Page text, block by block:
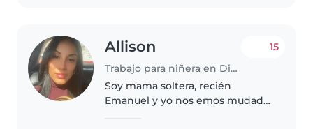
Allison
Trabajo para niñera en Distrito de Miraflores
15
Soy mama soltera, recién
Emanuel y yo nos emos mudado